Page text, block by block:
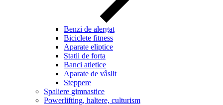
Benzi de alergat
Biciclete fitness
Aparate eliptice
Statii de forta
Banci atletice
Aparate de vâslit
Steppere
Spaliere gimnastice
Powerlifting, haltere, culturism